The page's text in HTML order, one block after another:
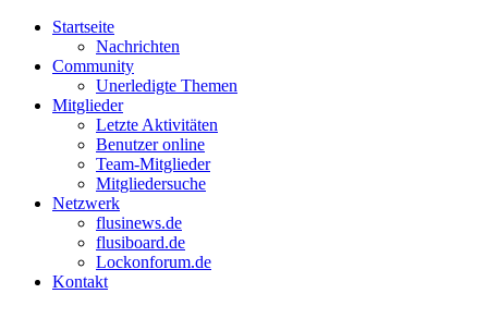
Startseite
Nachrichten
Community
Unerledigte Themen
Mitglieder
Letzte Aktivitäten
Benutzer online
Team-Mitglieder
Mitgliedersuche
Netzwerk
flusinews.de
flusiboard.de
Lockonforum.de
Kontakt